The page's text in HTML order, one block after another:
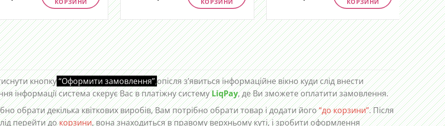
КОРЗИНИ
КОРЗИНИ
КОРЗИНИ
кнопку“Оформити замовлення”,опісля з’явиться інформаційне вікно куди слід внести
інформації система скерує Вас в платіжну системуLiqPay, де Ви зможете оплатити замовлення.
обрати декілька квіткових виробів, Вам потрібно обрати товар і додати його“до корзини”. Після
перейти докорзини, вона знаходиться в правому верхньому куті, і зробити оформлення